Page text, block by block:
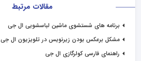
مقالات مرتبط
برنامه های شستشوی ماشین لباسشویی ال جی
مشکل برعکس بودن زیرنویس در تلویزیون ال جی
راهنمای فارسی کولرگازی ال جی